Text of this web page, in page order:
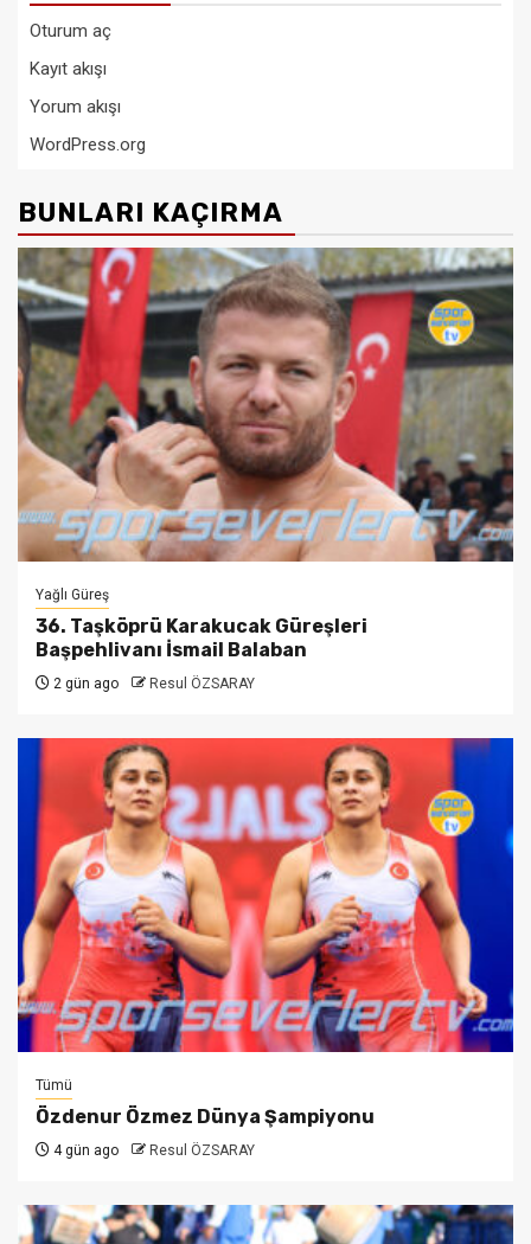
Oturum aç
Kayıt akışı
Yorum akışı
WordPress.org
BUNLARI KAÇIRMA
Yağlı Güreş
36. Taşköprü Karakucak Güreşleri
Başpehlivanı İsmail Balaban
2 gün ago Resul ÖZSARAY
Tümü
Özdenur Özmez Dünya Şampiyonu
4 gün ago Resul ÖZSARAY